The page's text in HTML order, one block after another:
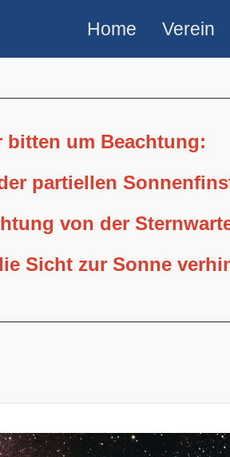
Home Verein
bitten um Beachtung:
partiellen
von der
Sicht zur Sonne